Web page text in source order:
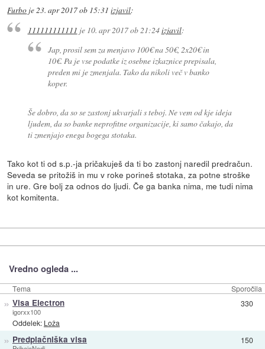
Furbo je23. apr 2017 ob 15:31 izjavil:
111111111111 je 10. apr 2017 ob 21:24izjavil:
Jap, prosil sem za menjavo 100€ na 50€, 2x20€ in
10€. Pa je vse podatke iz osebne izkaznice prepisala,
preden mi je zmenjala. Tako da nikoli več v banko
koper.
Še dobro, da so se zastonj ukvarjali s teboj. Ne vem od kje ideja
ljudem, da so banke neprofitne organizacije, ki samo čakajo, da
ti zmenjajo enega bogega stotaka.
Tako kot ti od s.p.-ja pričakuješ da ti bo zastonj naredil predračun.
Seveda se pritožiš in mu v roke porineš stotaka, za potne stroške
in ure. Gre bolj za odnos do ljudi. Če ga banka nima, me tudi nima
kot komitenta.
Vredno ogleda ...
Tema Sporočila
» Visa Electron
igorxx100
Oddelek: Loža
330
» Predplačniška visa 150